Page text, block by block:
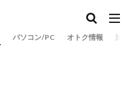
パソコン/PC オトク情報 旅